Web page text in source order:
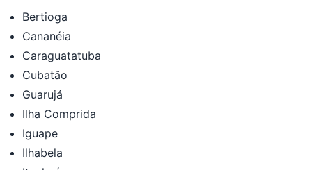
Bertioga
Cananéia
Caraguatatuba
Cubatão
Guarujá
Ilha Comprida
Iguape
Ilhabela